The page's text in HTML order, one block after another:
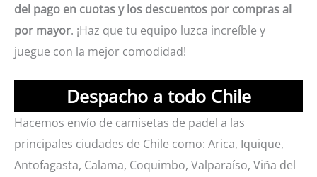
del pago en cuotas y los descuentos por compras al
por mayor. ¡Haz que tu equipo luzca increíble y
juegue con la mejor comodidad!
Despacho a todo Chile
Hacemos envío de camisetas de padel a las
principales ciudades de Chile como: Arica, Iquique,
Antofagasta, Calama, Coquimbo, Valparaíso, Viña del